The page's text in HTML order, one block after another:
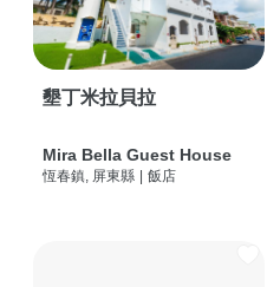
墾丁米拉貝拉
Mira Bella Guest House
恆春鎮, 屏東縣 飯店